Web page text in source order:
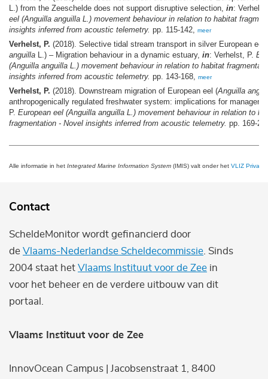
L.) from the Zeeschelde does not support disruptive selection, in:
eel (Anguilla anguilla L.) movement behaviour in relation to habitat
insights inferred from acoustic telemetry. pp. 115-142, meer
Verhelst, P. (2018). Selective tidal stream transport in silver European eel
anguilla L.) – Migration behaviour in a dynamic estuary, in: Verhelst, P.
(Anguilla anguilla L.) movement behaviour in relation to habitat
insights inferred from acoustic telemetry. pp. 143-168, meer
Verhelst, P. (2018). Downstream migration of European eel (Anguilla
anthropogenically regulated freshwater system: implications for
P. European eel (Anguilla anguilla L.) movement behaviour in relation to
fragmentation - Novel insights inferred from acoustic telemetry. pp. 169-
Alle informatie in het Integrated Marine Information System (IMIS) valt onder het VLIZ Privacy
Contact
ScheldeMonitor wordt gefinancierd door
de Vlaams-Nederlandse Scheldecommissie . Sinds
2004 staat het Vlaams Instituut voor de Zee in
voor het beheer en de verdere uitbouw van dit
portaal.
Vlaams Instituut voor de Zee
InnovOcean Campus | Jacobsenstraat 1, 8400